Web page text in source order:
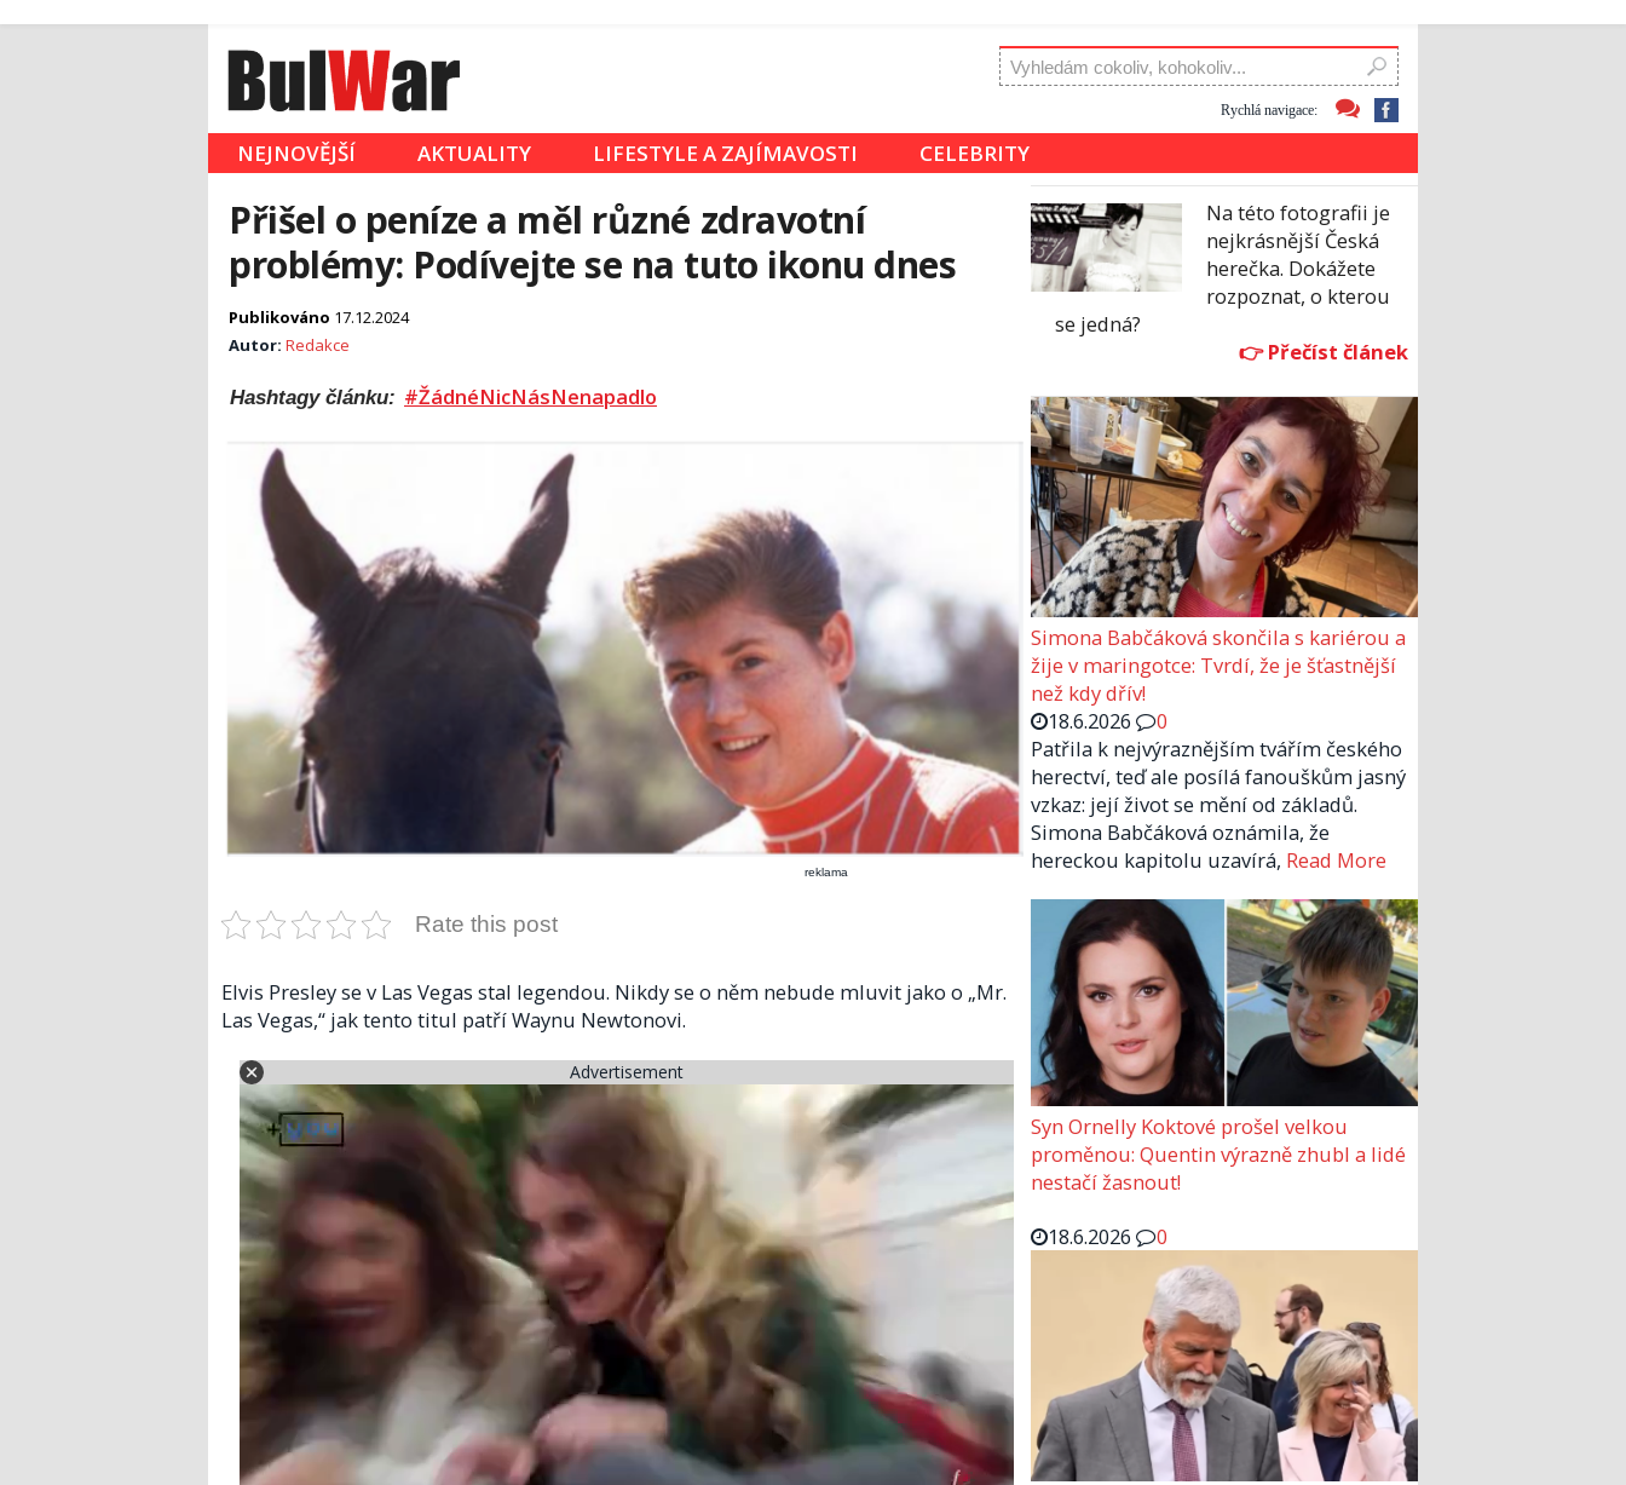
Rychlá navigace:
NEJNOVĚJŠÍ AKTUALITY LIFESTYLE A ZAJÍMAVOSTI CELEBRITY
Přišel o peníze a měl různé zdravotní
problémy: Podívejte se na tuto ikonu dnes
Publikováno 17.12.2024
Autor: Redakce
Hashtagy článku: #ŽádnéNicNásNenapadlo
reklama
Rate this post
Elvis Presley se v Las Vegas stal legendou. Nikdy se o něm nebude mluvit jako o „Mr.
Las Vegas,“ jak tento titul patří Waynu Newtonovi.
Advertisement
Na této fotografii je
nejkrásnější Česká
herečka. Dokážete
rozpoznat, o kterou
se jedná?
Simona Babčáková skončila s kariérou a
žije v maringotce: Tvrdí, že je šťastnější
než kdy dřív!
18.6.2026
0
Patřila k nejvýraznějším tvářím českého
herectví, teď ale posílá fanouškům jasný
vzkaz: její život se mění od základů.
Simona Babčáková oznámila, že
hereckou kapitolu uzavírá, Read More
Syn Ornelly Koktové prošel velkou
proměnou: Quentin výrazně zhubl a lidé
nestačí žasnout!
18.6.2026
0